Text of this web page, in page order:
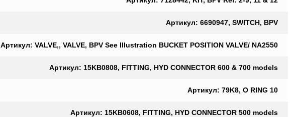
Артикул: 6690947, SWITCH, BPV
Артикул: VALVE,, VALVE, BPV See Illustration BUCKET POSITION VALVE/ NA2550
Артикул: 15KB0808, FITTING, HYD CONNECTOR 600 & 700 models
Артикул: 79K8, O RING 10
Артикул: 15KB0608, FITTING, HYD CONNECTOR 500 models